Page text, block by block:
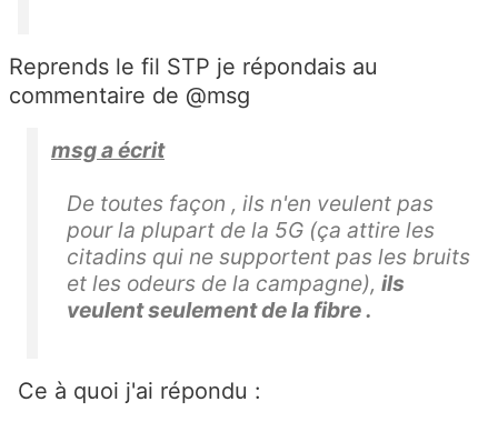
Reprends le fil STP je répondais au
commentaire de @msg
msg a écrit
De toutes façon , ils n'en veulent pas
pour la plupart de la 5G (ça attire les
citadins qui ne supportent pas les bruits
et les odeurs de la campagne), ils
veulent seulement de la fibre .
Ce à quoi j'ai répondu :